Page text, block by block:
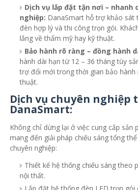
Dịch vụ lắp đặt tận nơi – nhanh
nghiệp: DanaSmart hỗ trợ khảo
đèn hợp lý và thi công trọn gói.
lắng về thẩm mỹ hay kỹ thuật.
Bảo hành rõ ràng – đồng hành
hành dài hạn từ 12 – 36 tháng tùy
trợ đổi mới trong thời gian bảo hành
thuật.
Dịch vụ chuyên nghiệp
DanaSmart:
Không chỉ dừng lại ở việc cung cấp sản
mang đến giải pháp chiếu sáng tổng
chuyên nghiệp:
Thiết kế hệ thống chiếu sáng theo
nội thất.